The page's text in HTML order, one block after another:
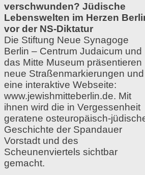
verschwunden? Jüdische
Lebenswelten im Herzen
vor der NS-Diktatur
Die Stiftung Neue Synagoge
Berlin – Centrum Judaicum und
das Mitte Museum präsentieren
neue Straßenmarkierungen und
eine interaktive Webseite:
www.jewishmitteberlin.de. Mit
ihnen wird die in Vergessenheit
geratene osteuropäisch-
Geschichte der Spandauer
Vorstadt und des
Scheunenviertels sichtbar
gemacht.